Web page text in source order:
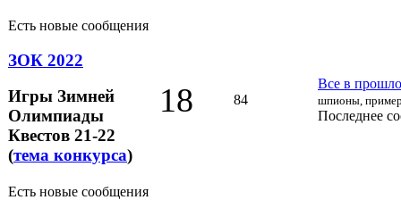
Есть новые сообщения
ЗОК 2022
Игры Зимней
Олимпиады
Квестов 21-22
(тема конкурса)
18 84
Все в
шпионы,
Последнее
Есть новые сообщения